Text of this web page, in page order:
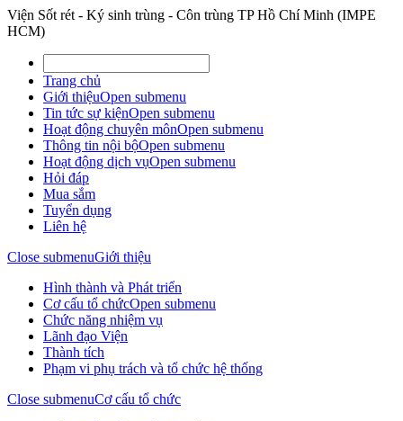
Viện Sốt rét - Ký sinh trùng - Côn trùng TP Hồ Chí Minh (IMPE
HCM)
Trang chủ
Giới thiệuOpen submenu
Tin tức sự kiệnOpen submenu
Hoạt động chuyên mônOpen submenu
Thông tin nội bộOpen submenu
Hoạt động dịch vụOpen submenu
Hỏi đáp
Mua sắm
Tuyển dụng
Liên hệ
Close submenuGiới thiệu
Hình thành và Phát triển
Cơ cấu tổ chứcOpen submenu
Chức năng nhiệm vụ
Lãnh đạo Viện
Thành tích
Phạm vi phụ trách và tổ chức hệ thống
Close submenuCơ cấu tổ chức